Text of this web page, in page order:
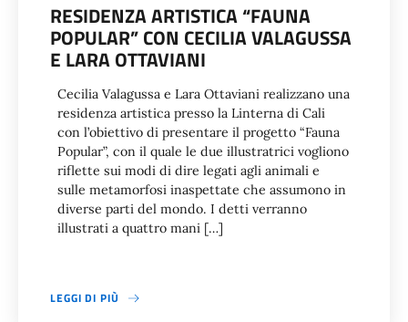
RESIDENZA ARTISTICA “FAUNA
POPULAR” CON CECILIA VALAGUSSA
E LARA OTTAVIANI
Cecilia Valagussa e Lara Ottaviani realizzano una
residenza artistica presso la Linterna di Cali
con l’obiettivo di presentare il progetto “Fauna
Popular”, con il quale le due illustratrici vogliono
riflette sui modi di dire legati agli animali e
sulle metamorfosi inaspettate che assumono in
diverse parti del mondo. I detti verranno
illustrati a quattro mani […]
LEGGI DI PIÙ